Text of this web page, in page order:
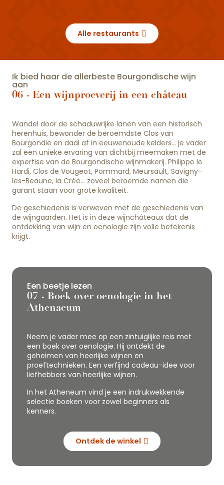
Alle restaurants
Ik bied haar de allerbeste Bourgondische wijn
aan
06 - Een wijnproeverij in een château
Wandel door de schaduwrijke lanen van een historisch
herenhuis, bewonder de beroemdste Clos van
Bourgondië en daal af in eeuwenoude kelders… je vader
zal een unieke ervaring van dichtbij meemaken met de
expertise van de Bourgondische wijnmakerij. Philippe le
Hardi, Clos de Vougeot, Pommard, Meursault, Savigny-
les-Beaune, la Crée… zoveel beroemde namen die
garant staan voor grote kwaliteit.
De geschiedenis is verweven met de geschiedenis van
de wijngaarden. Het is in deze wijnchâteaux dat de
ontdekking van wijn en oenologie zijn volle betekenis
krijgt.
Een beetje lezen
07 - Boek over oenologie in het
Athenaeum
Neem je vader mee op een zintuiglijke reis met
een boek over oenologie. Hij ontdekt de
geheimen van heerlijke wijnen en
proeftechnieken. Een verfijnd cadeau-idee voor
liefhebbers van heerlijke wijnen.
In het Atheneum vind je een indrukwekkende
selectie boeken voor zowel beginners als
kenners.
Ontdek de winkel